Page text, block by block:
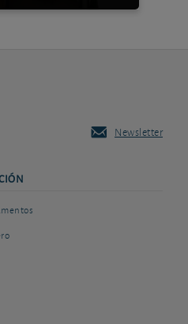
Newsletter